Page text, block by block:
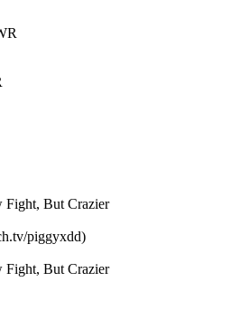
Fight, But Crazier
piggyxdd)
Fight, But Crazier